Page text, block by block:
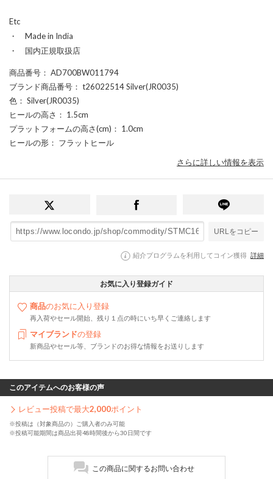
Etc
・ Made in India
・ 国内正規取扱店
商品番号 ： AD700BW011794
ブランド商品番号 ： t26022514 Silver(JR0035)
色 ： Silver(JR0035)
ヒールの高さ ： 1.5cm
プラットフォームの高さ(cm) ： 1.0cm
ヒールの形 ： フラットヒール
さらに詳しい情報を表示
URLをコピー
紹介プログラムを利用してコイン獲得 詳細
お気に入り登録ガイド
商品のお気に入り登録
再入荷やセール開始、残り１点の時にいち早くご連絡します
マイブランドの登録
新商品やセール等、ブランドのお得な情報をお送りします
このアイテムへのお客様の声
レビュー投稿で最大2,000ポイント
※投稿は（対象商品の）ご購入者のみ可能
※投稿可能期間は商品出荷48時間後から30日間です
この商品に関するお問い合わせ